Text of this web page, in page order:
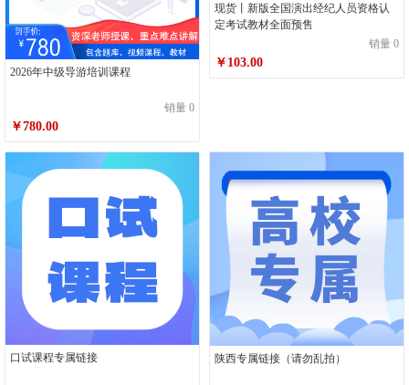
2026年中级导游培训课程
销量 0
￥780.00
现货丨新版全国演出经纪人员资格认
定考试教材全面预售
销量 0
￥103.00
口试课程专属链接 陕西专属链接（请勿乱拍）